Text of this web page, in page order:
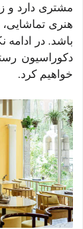
مشتری دارد و
هنری
باشد. در
دکوراسیون
خواهیم کرد.